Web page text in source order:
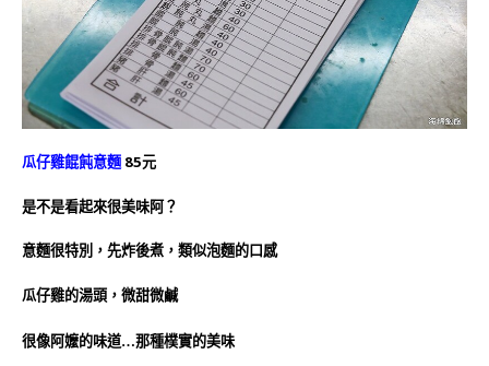
瓜仔雞餛飩意麵 85元
是不是看起來很美味阿？
意麵很特別，先炸後煮，類似泡麵的口感
瓜仔雞的湯頭，微甜微鹹
很像阿嬤的味道…那種樸實的美味